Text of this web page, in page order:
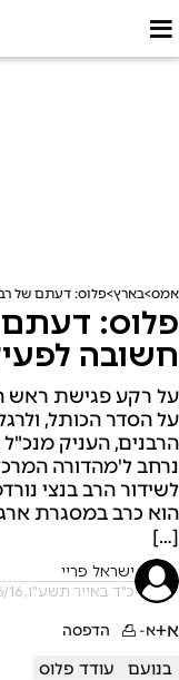
אמס בארץ פלוס: דעתם של
פלוס: דעתם
חשובה
על רקע פגישת ראש
על הסדר הכותל,
הרבנים, העניק
נרחב ל'מהדורה
לשידור הרב בנצי
הוא כרב במסגרת
[…]
ישראל פריי
כ"ד באייר תשע"ו, 01/06/16 17:20
א+א- הדפסה
בנועם עודד פלוס